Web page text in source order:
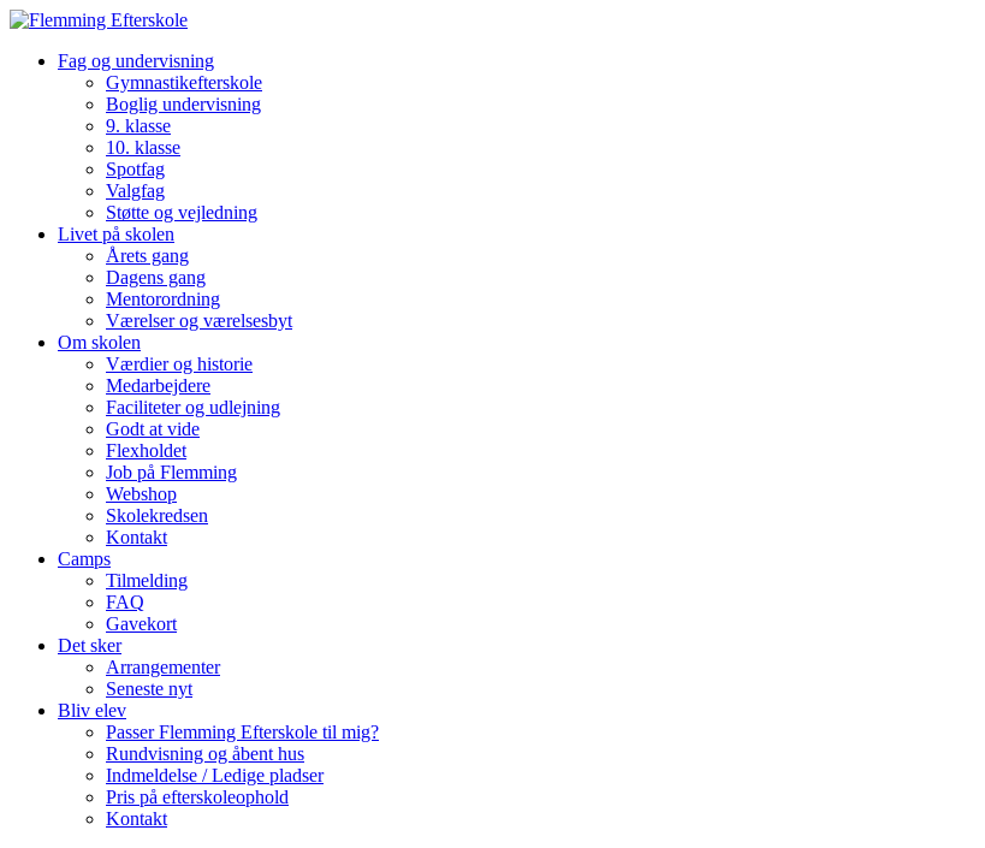
Fag og undervisning
Gymnastikefterskole
Boglig undervisning
9. klasse
10. klasse
Spotfag
Valgfag
Støtte og vejledning
Livet på skolen
Årets gang
Dagens gang
Mentorordning
Værelser og værelsesbyt
Om skolen
Værdier og historie
Medarbejdere
Faciliteter og udlejning
Godt at vide
Flexholdet
Job på Flemming
Webshop
Skolekredsen
Kontakt
Camps
Tilmelding
FAQ
Gavekort
Det sker
Arrangementer
Seneste nyt
Bliv elev
Passer Flemming Efterskole til mig?
Rundvisning og åbent hus
Indmeldelse / Ledige pladser
Pris på efterskoleophold
Kontakt